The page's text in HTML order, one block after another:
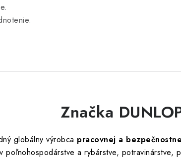
Značka
globálny výrobca pracovnej a
a rybárstve, potravinárstve,